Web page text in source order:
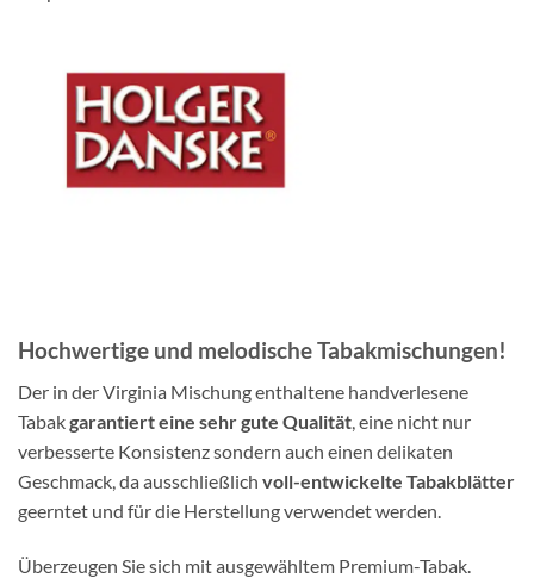
Hochwertige und melodische Tabakmischungen!
Der in der Virginia Mischung enthaltene handverlesene
Tabakgarantiert eine sehr gute Qualität , eine nicht nur
verbesserte Konsistenz sondern auch einen delikaten
Geschmack, da ausschließlich voll-entwickelte Tabakblätter
geerntet und für die Herstellung verwendet werden.
Überzeugen Sie sich mit ausgewähltem Premium-Tabak.